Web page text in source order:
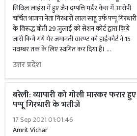
सिविल लाइंस में हुए जैन दम्पत्ति मर्डर केस में आरोपी
चर्चित भाजपा नेता गिरधारी लाल साहू उर्फ पप्पू गिरधारी
के विरूद्ध बीती 29 जुलाई को सेशन कोर्ट द्वारा किये
जारी किये गये गैर जमानती वारण्ट को हाईकोर्ट ने 15
नवम्बर तक के लिए स्थगित कर दिया है। …
उत्तर प्रदेश
बरेली: व्यापारी को गोली मारकर फरार हुए
पप्पू गिरधारी के भतीजे
17 Sep 2021 01:01:46
Amrit Vichar